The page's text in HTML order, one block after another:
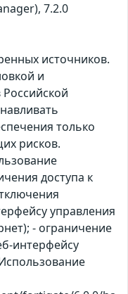
7.2.0
источников.
и
только
рисков.
доступа к
управления
- ограничение
интерфейсу